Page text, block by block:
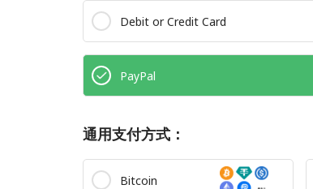
Debit or Credit Card
PayPal
通用支付方式：
Bitcoin